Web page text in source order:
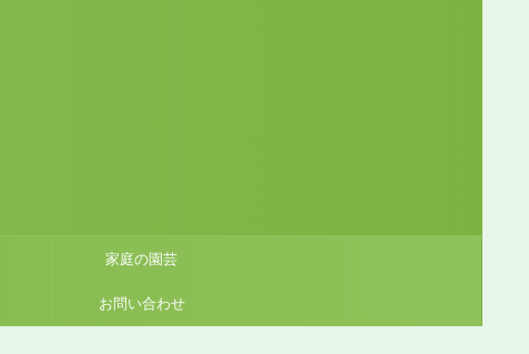
家庭の園芸
お問い合わせ